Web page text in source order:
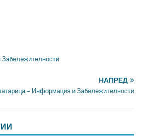
НАПРЕД
– Информация и Забележителности